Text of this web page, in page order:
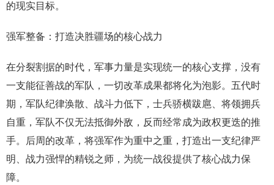
的现实目标。
强军整备：打造决胜疆场的核心战力
在分裂割据的时代，军事力量是实现统一的核心支撑，没有
一支能征善战的军队，一切改革成果都将化为泡影。五代时
期，军队纪律涣散、战斗力低下，士兵骄横跋扈、将领拥兵
自重，军队不仅无法抵御外敌，反而经常成为政权更迭的推
手。后周的改革，将强军作为重中之重，打造出一支纪律严
明、战力强悍的精锐之师，为统一战役提供了核心战力保
障。